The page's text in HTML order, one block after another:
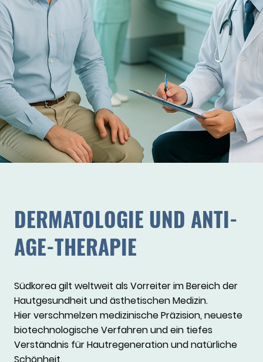
DERMATOLOGIE UND ANTI-
AGE-THERAPIE
Südkorea gilt weltweit als Vorreiter im Bereich der
Hautgesundheit und ästhetischen Medizin.
Hier verschmelzen medizinische Präzision, neueste
biotechnologische Verfahren und ein tiefes
Verständnis für Hautregeneration und natürliche